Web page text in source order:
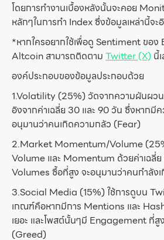
โดยการทำงานเบื้องหลังนั้นจะคอย
หลักๆในการทำ Index ซึ่งข้อมูลเหล่านี้จ
*หากใครอยากใช้เพื่อดู Sentiment ของ
Altcoin สามารถติดตาม Twitter (X) นี้
องค์ประกอบของข้อมูลประกอบด้วย
1.Volatility (25%) วัดจากความผันผว
อิงจากค่าเฉลี่ย 30 และ 90 วัน ซึ่งหากมี
อนุมานว่าคนเกิดความกลัว (Fear)
2.Market Momentum/Volume
Volume และ Momentum ด้วยค่าเฉลี่
Volumes ซื้อที่สูง จะอนุมานว่าคนกำลัง
3.Social Media (15%) ใช้การดูบน
เกณฑ์คือหากมีการ Mentions และ
เยอะ และโพสต์นั้นๆมี Engagement ที่สู
(Greed)